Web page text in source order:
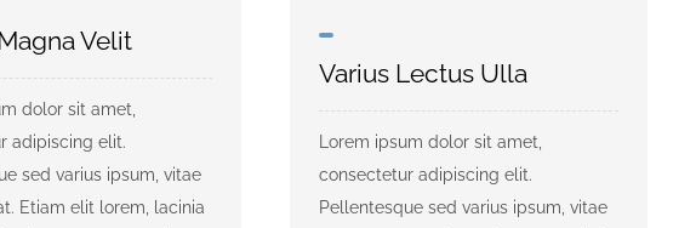
Velit
dolor sit amet,
adipiscing elit.
sed varius ipsum, vitae
Etiam elit lorem, lacinia
Varius Lectus Ulla
Lorem ipsum dolor sit amet,
consectetur adipiscing elit.
Pellentesque sed varius ipsum, vitae